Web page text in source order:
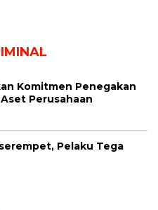
Komitmen Penegakan
Perusahaan
Pelaku Tega